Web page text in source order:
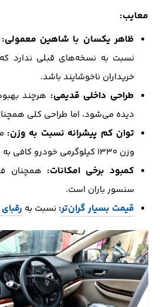
معایب:
ظاهر یکسان با شاهین معمولی:
نسبت به نسخه‌های قبلی ندارد
خریداران ناخوشایند باشد.
طراحی داخلی قدیمی: هرچند
دیده می‌شود، اما طراحی کلی
توان کم پیشرانه نسبت به وزن:
وزن ۱۳۳۰ کیلوگرمی خودرو کافی به نظر نمی‌رسد.
کمبود برخی امکانات: همچنان
سنسور باران است.
قیمت بسیار گران‌تر: نسبت به